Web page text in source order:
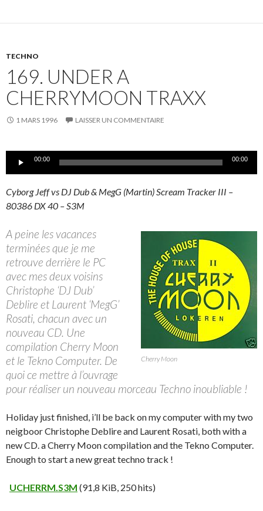
TECHNO
169. UNDER A
CHERRYMOON TRAXX
1 MARS 1996 LAISSER UN COMMENTAIRE
Lecteur00:00 00:00
Cyborg Jeff vs DJ Dub & MegG (Martin) Scream Tracker III –
80386 DX 40 – S3M
Cherry Moon
A peine les vacances
terminées que je me
retrouve derrière le PC
avec mes deux voisins
Christophe ‘DJ Dub’
Deblire et Laurent ‘MegG’
Rosati, chacun avec un
nouveau CD. Une
compilation Cherry Moon
et le Tekno Computer. De
quoi ce mettre à l’ouvrage
pour réaliser un nouveau morceau Techno inoubliable !
Holiday just finished, i’ll be back on my computer with my two
neigboor Christophe Deblire and Laurent Rosati, both with a
new CD. a Cherry Moon compilation and the Tekno Computer.
Enough to start a new great techno track !
UCHERRM.S3M (91,8 KiB, 250 hits)